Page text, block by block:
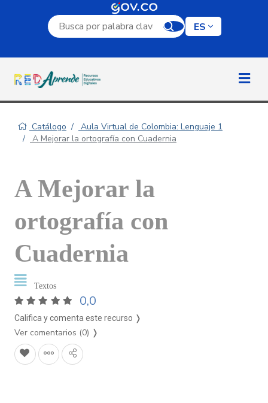
Campo de búsqueda por palabra clave
ES
Catálogo
Aula Virtual de Colombia: Lenguaje 1
A Mejorar la ortografía con Cuadernia
A Mejorar la
ortografía con
Cuadernia
Textos
0,0
Califica y comenta este recurso ❭
Ver comentarios (0) ❭